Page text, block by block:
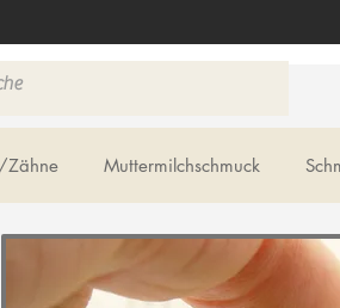
Zähne Muttermilchschmuck